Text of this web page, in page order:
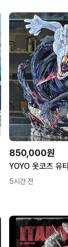
850,000원
5시간 전